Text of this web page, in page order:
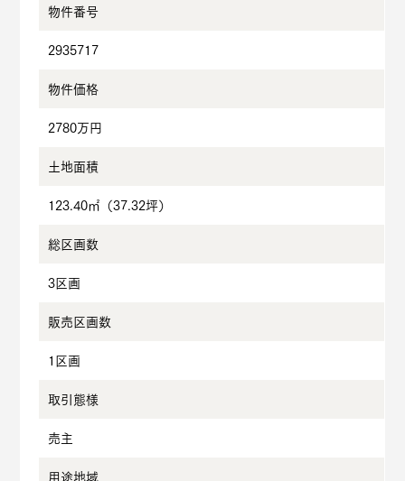
物件番号
2935717
物件価格
2780万円
土地面積
123.40㎡ （37.32坪）
総区画数
3区画
販売区画数
1区画
取引態様
売主
用途地域